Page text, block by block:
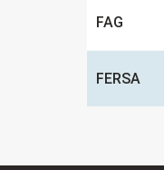
FAG
FERSA